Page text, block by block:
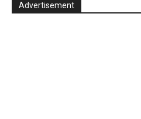
Advertisement